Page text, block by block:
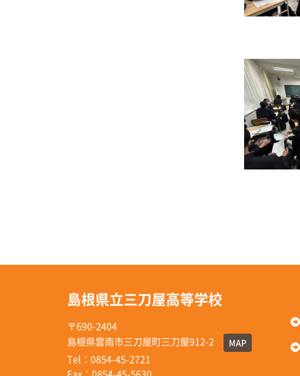
島根県立三刀屋高等学校
〒690-2404
島根県雲南市三刀屋町三刀屋912-2
MAP
Tel：0854-45-2721